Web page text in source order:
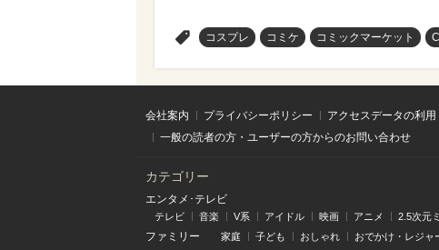
コスプレ コミケ コミックマーケット
会社案内 プライバシーポリシー アクセスデータの利
一般の読者の方・ユーザーの方からのお問い合わせ
カテゴリー
エンタメ･テレビ
テレビ 音楽 V系 アイドル 映画 アニメ 2.5次元
ファミリー 家庭 子ども おしゃれ おでかけ・レジャ